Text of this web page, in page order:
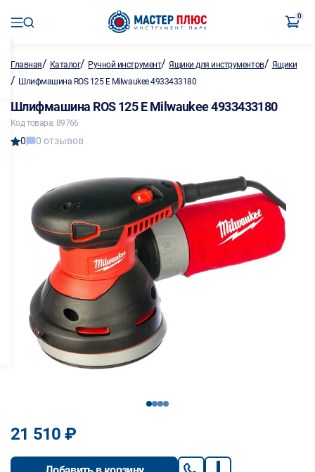
0
Главная/ Каталог/ Ручной инструмент/Ящики для инструментов/ Ящики
/ Шлифмашина ROS 125 E Milwaukee 4933433180
Шлифмашина ROS 125 E Milwaukee 4933433180
Код товара: 89766
0 0 отзывов
1234
21 510 ₽